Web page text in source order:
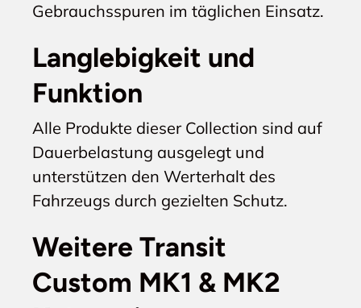
Gebrauchsspuren im täglichen Einsatz.
Langlebigkeit und
Funktion
Alle Produkte dieser Collection sind auf
Dauerbelastung ausgelegt und
unterstützen den Werterhalt des
Fahrzeugs durch gezielten Schutz.
Weitere Transit
Custom MK1 & MK2